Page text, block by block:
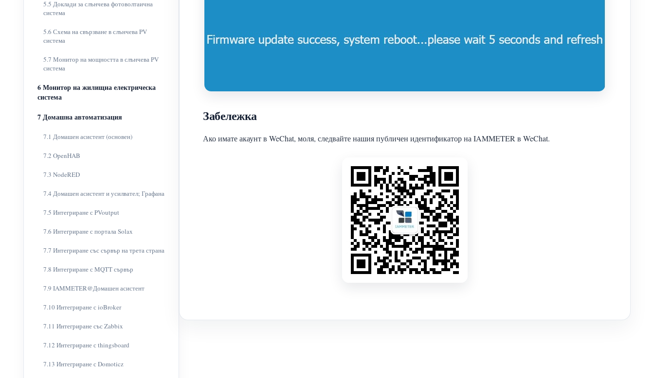
5.5 Доклади за слънчева фотоволтаична
система
5.6 Схема на свързване в слънчева PV
система
5.7 Монитор на мощността в слънчева PV
система
6 Монитор на жилищна електрическа
система
7 Домашна автоматизация
7.1 Домашен асистент (основен)
7.2 OpenHAB
7.3 NodeRED
7.4 Домашен асистент и усилвател; Графана
7.5 Интегриране с PVoutput
7.6 Интегриране с портала Solax
7.7 Интегриране със сървър на трета страна
7.8 Интегриране с MQTT сървър
7.9 IAMMETER@Домашен асистент
7.10 Интегриране с ioBroker
7.11 Интегриране със Zabbix
7.12 Интегриране с thingsboard
7.13 Интегриране с Domoticz
Забележка
Ако имате акаунт в WeChat, моля, следвайте нашия публичен идентификатор на IAMMETER в WeChat.